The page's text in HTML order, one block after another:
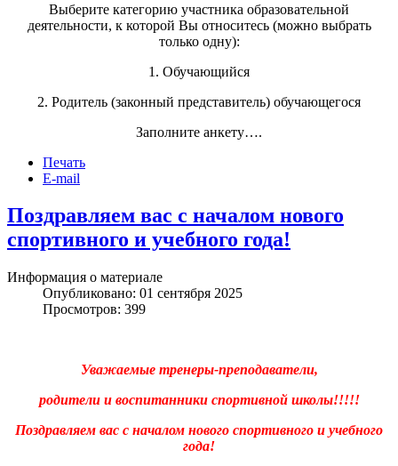
Выберите категорию участника образовательной
деятельности, к которой Вы относитесь (можно выбрать
только одну):
1. Обучающийся
2. Родитель (законный представитель) обучающегося
Заполните анкету….
Печать
E-mail
Поздравляем вас с началом нового
спортивного и учебного года!
Информация о материале
Опубликовано: 01 сентября 2025
Просмотров: 399
Уважаемые тренеры-преподаватели,
родители и воспитанники спортивной школы!!!!!
Поздравляем вас с началом нового спортивного и учебного
года!